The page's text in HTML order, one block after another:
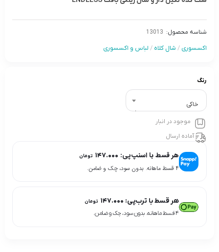
شناسه محصول: 13013
اکسسوری / شال کلاه / لباس و اکسسوری
رنگ
خاکی
موجود در انبار
آماده ارسال
هر قسط با اسنپ‌پی: ۱۴۷.۰۰۰ تومان
۴ قسط ماهانه. بدون سود، چک و ضامن.
هر قسط با ترب‌پی: ۱۴۷.۰۰۰ تومان
۴ قسط ماهانه. بدون سود، چک و ضامن.